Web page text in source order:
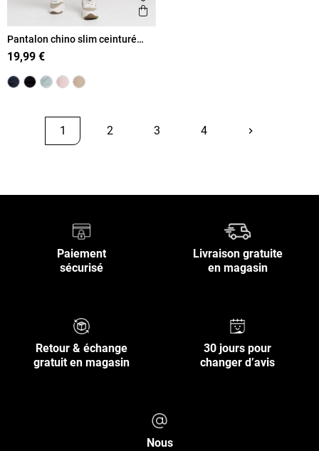
Ajouter aux favoris
Aperçu rapide
Pantalon chino slim ceinturé
femme
19,99 €
1 2 3 4 keyboard_arrow_rightSuivant
Paiement
sécurisé
Livraison gratuite
en magasin
Retour & échange
gratuit en magasin
30 jours pour
changer d’avis
Nous